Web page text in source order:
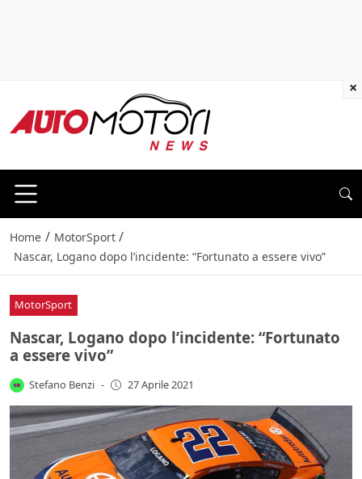
Home / MotorSport /
Nascar, Logano dopo l’incidente: “Fortunato a essere vivo”
MotorSport
Nascar, Logano dopo l’incidente: “Fortunato
a essere vivo”
Stefano Benzi - 27 Aprile 2021
×